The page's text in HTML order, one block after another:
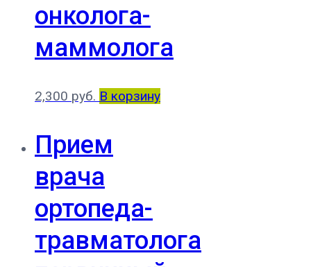
онколога-
маммолога
2,300 руб. В корзину
Прием
врача
ортопеда-
травматолога